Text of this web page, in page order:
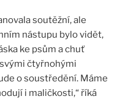
soutěžní, ale
nástupu bylo vidět,
ke psům a chuť
čtyřnohými
o soustředění. Máme
i maličkosti,“ říká